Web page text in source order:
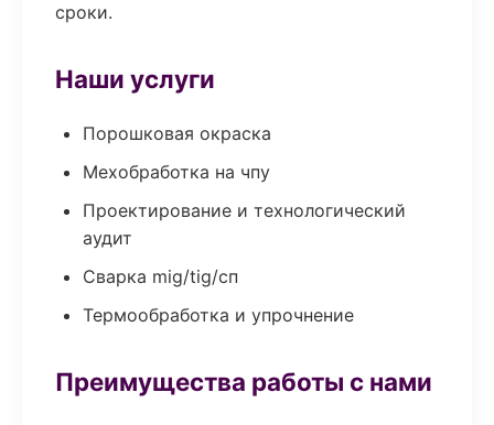
сроки.
Наши услуги
Порошковая окраска
Мехобработка на чпу
Проектирование и технологический
аудит
Сварка mig/tig/сп
Термообработка и упрочнение
Преимущества работы с нами